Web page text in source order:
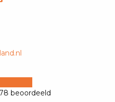
beoordeeld